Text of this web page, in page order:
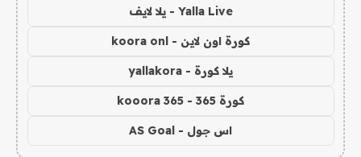
Yalla Live - يلا لايف
كورة اون لاين - koora onl
يلا كورة - yallakora
كورة 365 - kooora 365
اس جول - AS Goal